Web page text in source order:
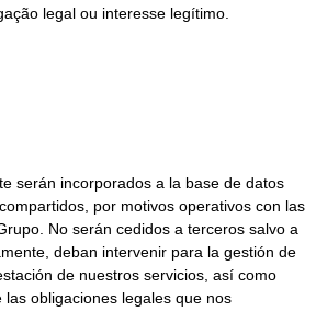
legal ou interesse legítimo.
serán incorporados a la base de datos
por motivos operativos con las
No serán cedidos a terceros salvo a
deban intervenir para la gestión de
de nuestros servicios, así como
obligaciones legales que nos